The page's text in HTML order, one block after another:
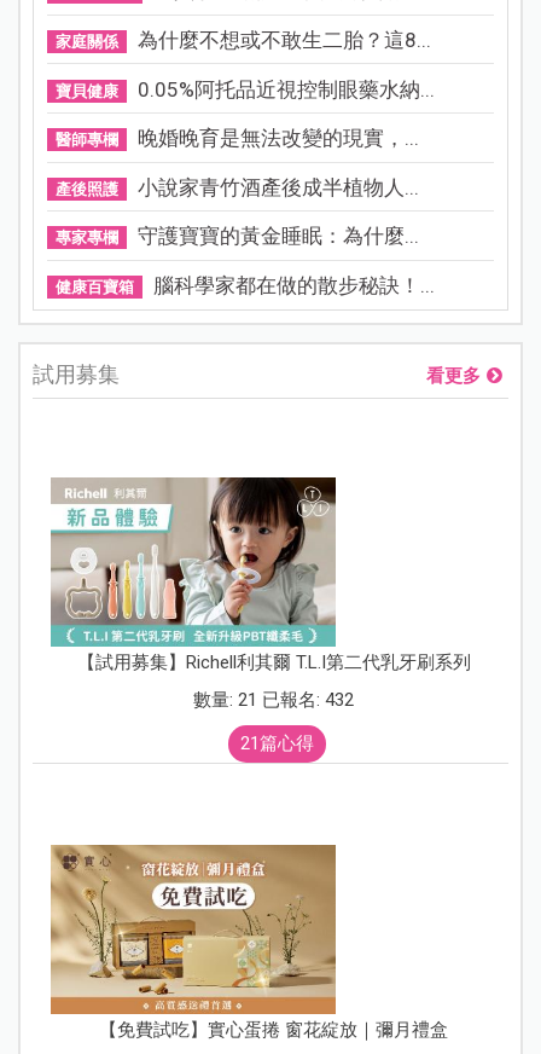
家庭關係 為什麼不想或不敢生二胎？這8...
寶貝健康 0.05%阿托品近視控制眼藥水納...
醫師專欄 晚婚晚育是無法改變的現實，...
產後照護 小說家青竹酒產後成半植物人...
專家專欄 守護寶寶的黃金睡眠：為什麼...
健康百寶箱 腦科學家都在做的散步秘訣！...
試用募集 看更多
【試用募集】Richell利其爾 T.L.I第二代乳牙刷系列
數量: 21 已報名: 432
21篇心得
【免費試吃】實心蛋捲 窗花綻放｜彌月禮盒